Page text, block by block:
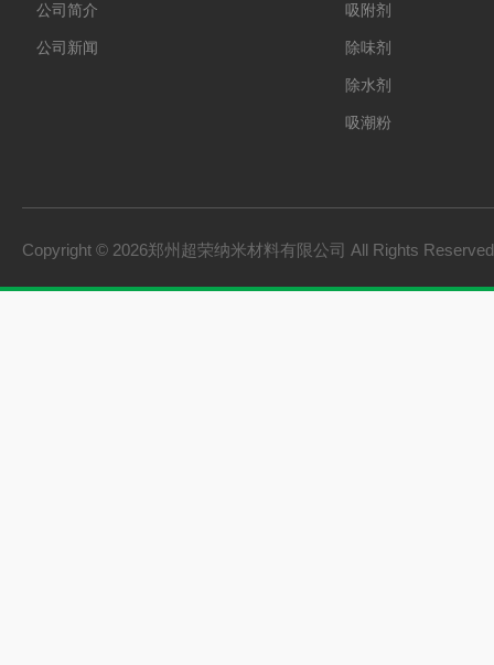
公司简介
公司新闻
吸附剂
除味剂
除水剂
吸潮粉
Copyright © 2026郑州超荣纳米材料有限公司 All Rights